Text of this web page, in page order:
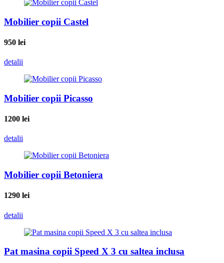
Mobilier copii Castel
950 lei
detalii
Mobilier copii Picasso
1200 lei
detalii
Mobilier copii Betoniera
1290 lei
detalii
Pat masina copii Speed X 3 cu saltea inclusa